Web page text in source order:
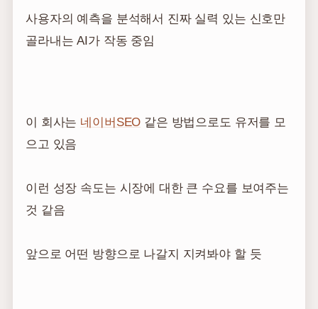
사용자의 예측을 분석해서 진짜 실력 있는 신호만
골라내는 AI가 작동 중임
이 회사는 네이버SEO 같은 방법으로도 유저를 모
으고 있음
이런 성장 속도는 시장에 대한 큰 수요를 보여주는
것 같음
앞으로 어떤 방향으로 나갈지 지켜봐야 할 듯